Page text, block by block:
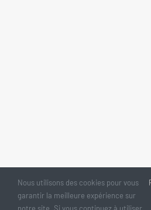
Nous utilisons des cookies pour vous
garantir la meilleure expérience sur